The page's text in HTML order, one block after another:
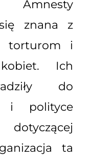
Amnesty
znana z
torturom i
Ich
do
i polityce
ta